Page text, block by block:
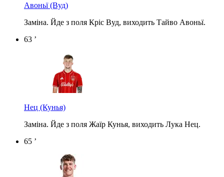
Авоньї(Вуд)
Заміна. Йде з поля Кріс Вуд, виходить Тайво Авоньї.
63 ’
Нец (Кунья)
Заміна. Йде з поля Жаїр Кунья, виходить Лука Нец.
65 ’